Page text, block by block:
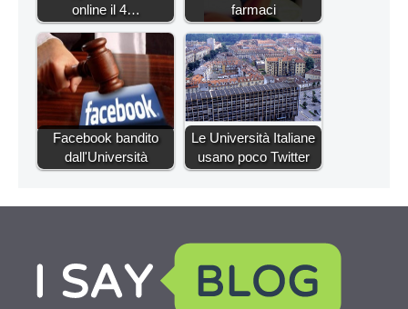
online il 4…
farmaci
Facebook bandito
dall'Università
Le Università Italiane
usano poco Twitter